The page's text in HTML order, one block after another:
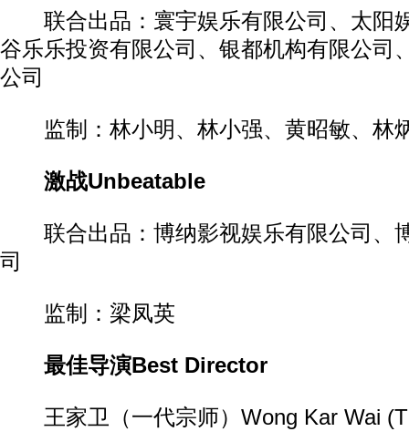
联合出品：寰宇娱乐有限公司、太阳
谷乐乐投资有限公司、银都机构有限公司
公司
监制：林小明、林小强、黄昭敏、林
激战Unbeatable
联合出品：博纳影视娱乐有限公司、
司
监制：梁凤英
最佳导演Best Director
王家卫（一代宗师）Wong Kar Wai